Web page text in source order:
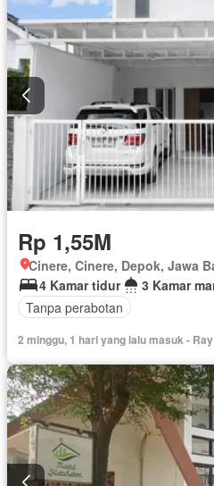
Rp 1,55M
Cinere, Cinere, Depok, Jawa
4 Kamar tidur
3 Kamar
Tanpa perabotan
2 minggu, 1 hari yang lalu masuk -